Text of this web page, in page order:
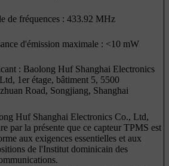
de fréquences : 433.92 MHz
d'émission maximale : <10 mW
: Baolong Huf Shanghai Electronics
1er étage, bâtiment 5, 5500
Road, Songjiang, Shanghai
Huf Shanghai Electronics Co., Ltd,
par la présente que ce capteur TPMS est
aux exigences essentielles et aux
de l'Institut dominicain des